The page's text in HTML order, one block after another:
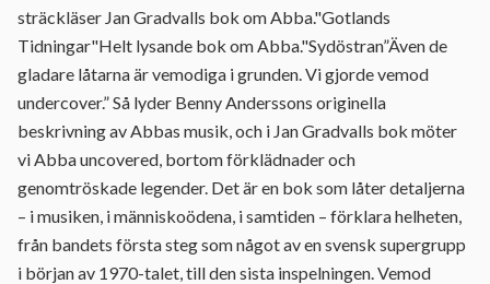
sträckläser Jan Gradvalls bok om Abba."Gotlands
Tidningar"Helt lysande bok om Abba."Sydöstran”Även de
gladare låtarna är vemodiga i grunden. Vi gjorde vemod
undercover.” Så lyder Benny Anderssons originella
beskrivning av Abbas musik, och i Jan Gradvalls bok möter
vi Abba uncovered, bortom förklädnader och
genomtröskade legender. Det är en bok som låter detaljerna
– i musiken, i människoödena, i samtiden – förklara helheten,
från bandets första steg som något av en svensk supergrupp
i början av 1970-talet, till den sista inspelningen. Vemod